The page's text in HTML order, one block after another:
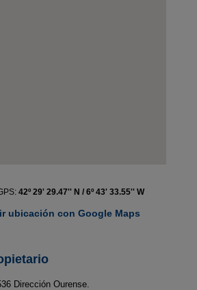
42º 29' 29.47'' N / 6º 43' 33.55'' W
ubicación con Google Maps
Dirección Ourense.